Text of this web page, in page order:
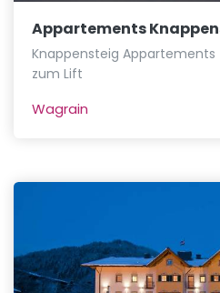
Appartements
Knappensteig
zum Lift
Wagrain